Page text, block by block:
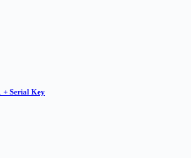
+ Serial Key